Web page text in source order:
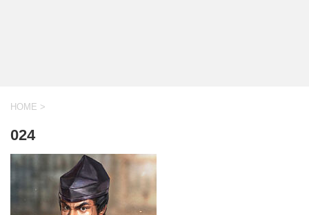
HOME >
024